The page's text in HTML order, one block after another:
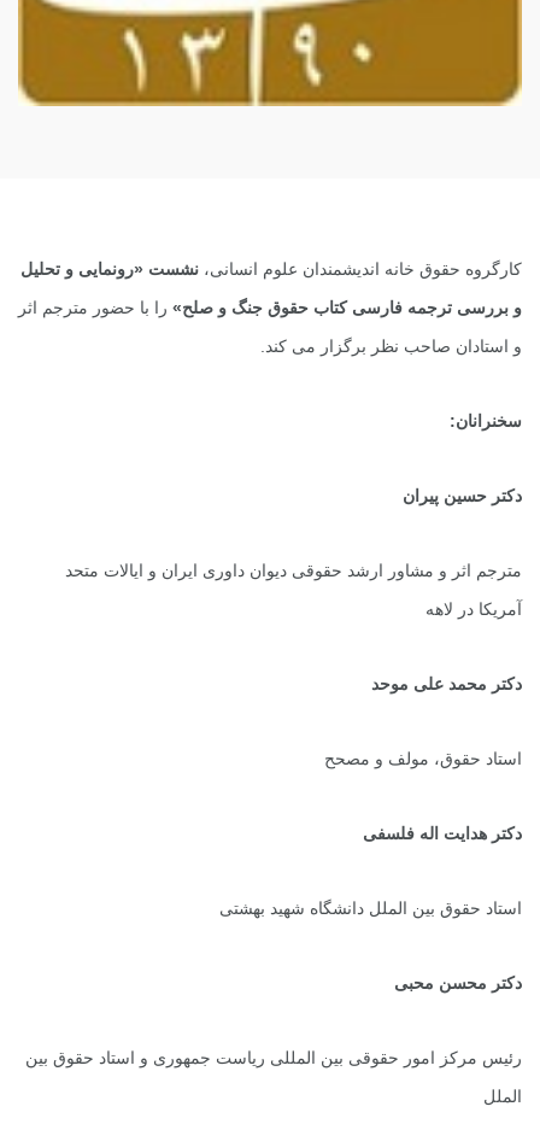
کارگروه حقوق خانه اندیشمندان علوم انسانی، نشست «رونمایی و تحلیل
و بررسی ترجمه فارسی کتاب حقوق جنگ و صلح» را با حضور مترجم اثر
و استادان صاحب نظر برگزار می کند.
سخنرانان:
دکتر حسین پیران
مترجم اثر و مشاور ارشد حقوقی دیوان داوری ایران و ایالات متحد
آمریکا در لاهه
دکتر محمد علی موحد
استاد حقوق، مولف و مصحح
دکتر هدایت اله فلسفی
استاد حقوق بین الملل دانشگاه شهید بهشتی
دکتر محسن محبی
رئیس مرکز امور حقوقی بین المللی ریاست جمهوری و استاد حقوق بین
الملل